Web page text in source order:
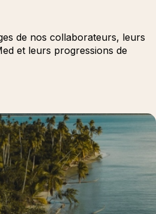
de nos collaborateurs, leurs
et leurs progressions de